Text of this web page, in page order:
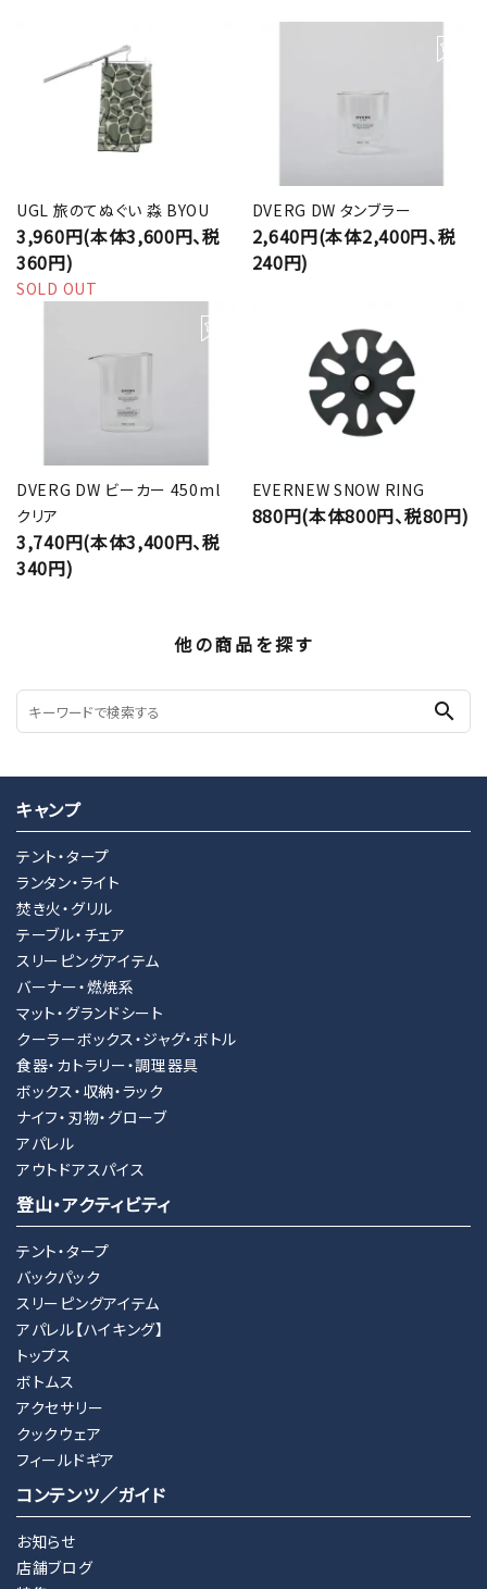
UGL 旅のてぬぐい 淼 BYOU
3,960円(本体3,600円、税
360円)
SOLD OUT
DVERG DW タンブラー
2,640円(本体2,400円、税
240円)
DVERG DW ビーカー 450ml
クリア
3,740円(本体3,400円、税
340円)
EVERNEW SNOW RING
880円(本体800円、税80円)
他の商品を探す
search
キャンプ
テント・タープ
ランタン・ライト
焚き火・グリル
テーブル・チェア
スリーピングアイテム
バーナー・燃焼系
マット・グランドシート
クーラーボックス・ジャグ・ボトル
食器・カトラリー・調理器具
ボックス・収納・ラック
ナイフ・刃物・グローブ
アパレル
アウトドアスパイス
登山・アクティビティ
テント・タープ
バックパック
スリーピングアイテム
アパレル【ハイキング】
トップス
ボトムス
アクセサリー
クックウェア
フィールドギア
コンテンツ／ガイド
お知らせ
店舗ブログ